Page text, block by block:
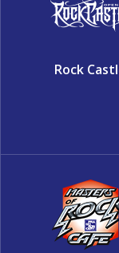
Rock